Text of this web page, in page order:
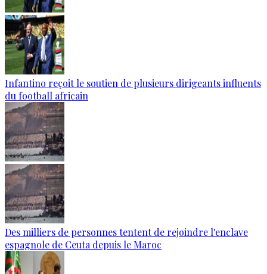
Infantino reçoit le soutien de plusieurs dirigeants influents
du football africain
Des milliers de personnes tentent de rejoindre l'enclave
espagnole de Ceuta depuis le Maroc